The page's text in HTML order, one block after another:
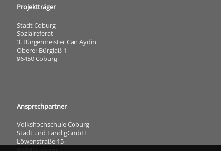
Projektträger
Stadt Coburg
Sozialreferat
3. Bürgermeister Can Aydin
Oberer Bürglaß 1
96450 Coburg
Ansprechpartner
Volkshochschule Coburg
Stadt und Land gGmbH
Löwenstraße 15